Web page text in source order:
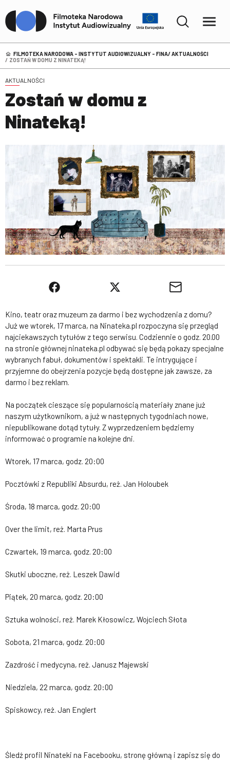
FILMOTEKA NARODOWA – INSTYTUT AUDIOWIZUALNY - FINA AKTUALNOŚCI
ZOSTAŃ W DOMU Z NINATEKĄ!
AKTUALNOŚCI
Zostań w domu z
Ninateką!
Kino, teatr oraz muzeum za darmo i bez wychodzenia z domu?
Już we wtorek, 17 marca, na Ninateka.pl rozpoczyna się przegląd
najciekawszych tytułów z tego serwisu. Codziennie o godz. 20.00
na stronie głównej ninateka.pl odbywać się będą pokazy specjalne
wybranych fabuł, dokumentów i spektakli. Te intrygujące i
przyjemne do obejrzenia pozycje będą dostępne jak zawsze, za
darmo i bez reklam.
Na początek cieszące się popularnością materiały znane już
naszym użytkownikom, a już w następnych tygodniach nowe,
niepublikowane dotąd tytuły. Z wyprzedzeniem będziemy
informować o programie na kolejne dni.
Wtorek, 17 marca, godz. 20:00
Pocztówki z Republiki Absurdu, reż. Jan Holoubek
Środa, 18 marca, godz. 20:00
Over the limit, reż. Marta Prus
Czwartek, 19 marca, godz. 20:00
Skutki uboczne, reż. Leszek Dawid
Piątek, 20 marca, godz. 20:00
Sztuka wolności, reż. Marek Kłosowicz, Wojciech Słota
Sobota, 21 marca, godz. 20:00
Zazdrość i medycyna, reż. Janusz Majewski
Niedziela, 22 marca, godz. 20:00
Spiskowcy, reż. Jan Englert
Śledź profil Ninateki na Facebooku, stronę główną i zapisz się do